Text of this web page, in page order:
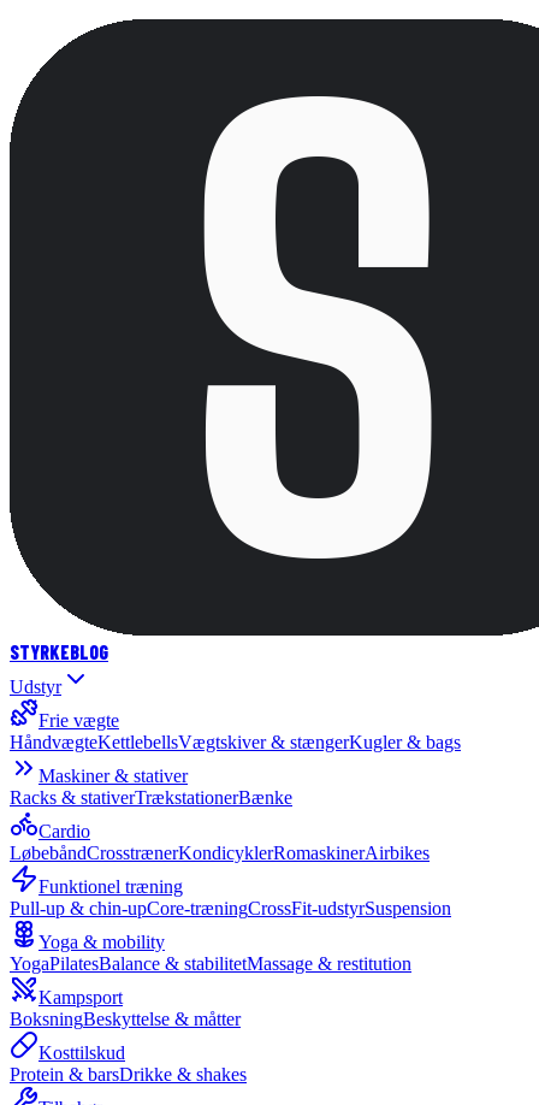
STYRKEBLOG
Udstyr
Frie vægte
HåndvægteKettlebellsVægtskiver & stængerKugler & bags
Maskiner & stativer
Racks & stativerTrækstationerBænke
Cardio
LøbebåndCrosstrænerKondicyklerRomaskinerAirbikes
Funktionel træning
Pull-up & chin-upCore-træningCrossFit-udstyrSuspension
Yoga & mobility
YogaPilatesBalance & stabilitetMassage & restitution
Kampsport
BoksningBeskyttelse & måtter
Kosttilskud
Protein & barsDrikke & shakes